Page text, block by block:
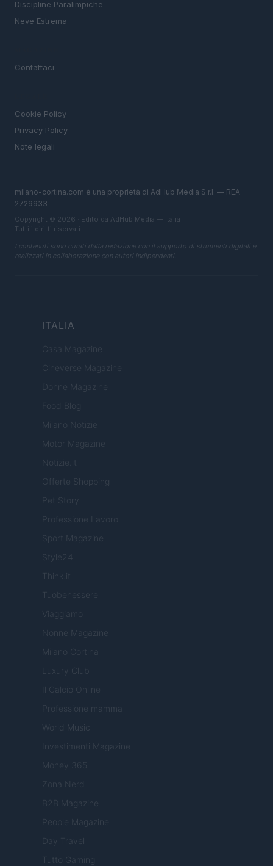
Discipline Paralimpiche
Neve Estrema
Contattaci
Cookie Policy
Privacy Policy
Note legali
milano-cortina.com è una proprietà di AdHub Media S.r.l. — REA
2729933
Copyright © 2026 · Edito da AdHub Media — Italia
Tutti i diritti riservati
I contenuti sono curati dalla redazione con il supporto di strumenti digitali e
realizzati in collaborazione con autori indipendenti.
ITALIA
Casa Magazine
Cineverse Magazine
Donne Magazine
Food Blog
Milano Notizie
Motor Magazine
Notizie.it
Offerte Shopping
Pet Story
Professione Lavoro
Sport Magazine
Style24
Think.it
Tuobenessere
Viaggiamo
Nonne Magazine
Milano Cortina
Luxury Club
Il Calcio Online
Professione mamma
World Music
Investimenti Magazine
Money 365
Zona Nerd
B2B Magazine
People Magazine
Day Travel
Tutto Gaming